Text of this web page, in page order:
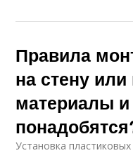
Правила
на стену или
материалы
Установка